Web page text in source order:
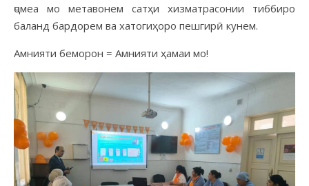
ҷомеа мо метавонем сатҳи хизматрасонии тиббиро
баланд бардорем ва хатогиҳоро пешгирӣ кунем.
Амнияти беморон = Амнияти ҳамаи мо!